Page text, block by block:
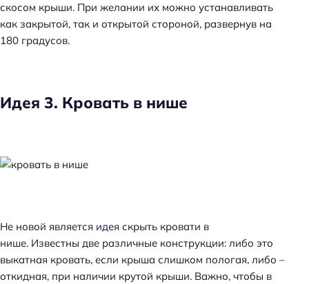
скосом крыши. При желании их можно устанавливать
как закрытой, так и открытой стороной, развернув на
180 градусов.
Идея 3. Кровать в нише
Не новой является идея скрыть кровати в
нише. Известны две различные конструкции: либо это
выкатная кровать, если крыша слишком пологая, либо –
откидная, при наличии крутой крыши. Важно, чтобы в